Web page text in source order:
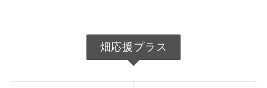
畑応援プラス